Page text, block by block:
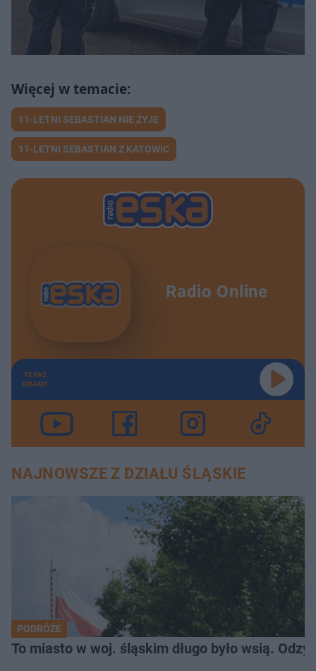
11-LETNI SEBASTIAN NIE ŻYJE
11-LETNI SEBASTIAN Z KATOWIC
Radio Online
TERAZ
GRAMY
NAJNOWSZE Z DZIAŁU ŚLĄSKIE
PODRÓŻE
To miasto w woj. śląskim długo było wsią.